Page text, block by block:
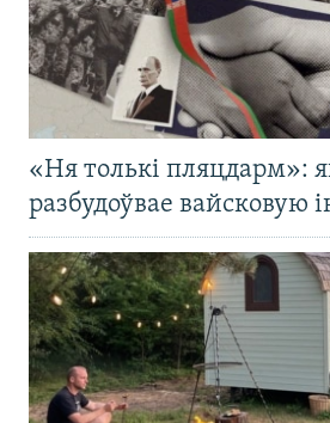
«Ня толькі пляцдарм»:
разбудоўвае вайсковую